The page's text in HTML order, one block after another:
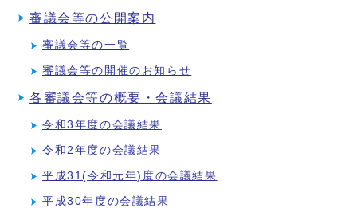
審議会等の公開案内
審議会等の一覧
審議会等の開催のお知らせ
各審議会等の概要・会議結果
令和3年度の会議結果
令和2年度の会議結果
平成31(令和元年)度の会議結果
平成30年度の会議結果